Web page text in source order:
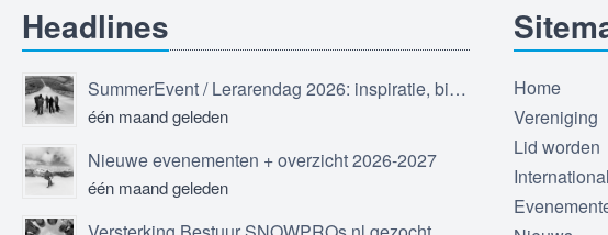
Headlines
SummerEvent / Lerarendag 2026: inspiratie, bijscholing en ontmoeting
één maand geleden
Nieuwe evenementen + overzicht 2026-2027
één maand geleden
Home
Vereniging
Lid worden